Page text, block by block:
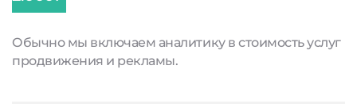
Обычно мы включаем аналитику в стоимость услуг
продвижения и рекламы.